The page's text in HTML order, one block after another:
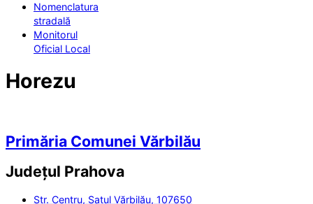
Nomenclatura
stradală
Monitorul
Oficial Local
Horezu
Primăria Comunei Vărbilău
Județul Prahova
Str. Centru, Satul Vărbilău, 107650